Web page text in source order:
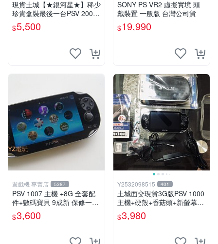
現貨土城【★銀河星★】稀少
珍貴盒裝最後一台PSV 2000
主機.PSV2000 品質保證日版
可轉換中文
$5,500
SONY PS VR2 虛擬實境 頭
戴裝置 一般版 台灣公司貨
$19,990
遊戲機 專賣店 5387
PSV 1007 主機 +8G 全套配
件+數碼寶貝 9成新 保修一年
品質有保障 psvita
$3,600
Y2532098515 401
土城面交現貨3G版PSV 1000
主機+硬殼+香菇頭+新螢幕玻
璃貼+初音掛繩+可改機版本8
成新 一年保修如照片所有的
$3,980